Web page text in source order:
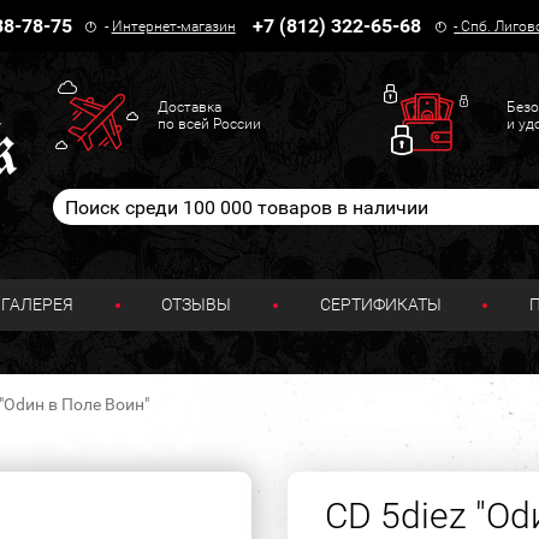
78-75 - Интернет-магазин +7 (812) 322-65-68 -Спб.
Доставка
по всей России
и
ГАЛЕРЕЯ ОТЗЫВЫ СЕРТИФИКАТЫ
в Поле Воин"
CD 5diez